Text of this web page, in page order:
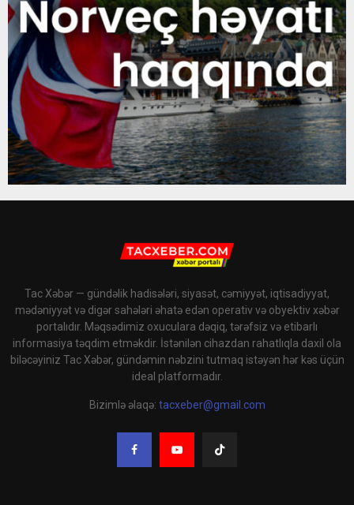
Tac Xəbər — gündəlik hadisələri, siyasət, cəmiyyət, iqtisadiyyat,
mədəniyyət və digər sahələri əhatə edən operativ və obyektiv xəbər
portalıdır. Məqsədimiz oxuculara dəqiq, tərəfsiz və etibarlı
informasiya təqdim etməkdir. İstənilən cihazdan rahatlıqla daxil ola
biləcəyiniz Tac Xəbər, gündəmin nəbzini tutmaq istəyən hər kəs üçün
ideal platformadır.
Bizimlə əlaqə: tacxeber@gmail.com